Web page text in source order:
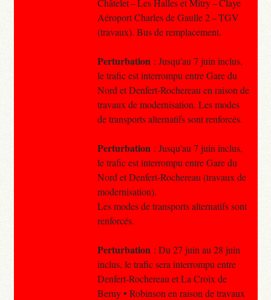
Châtelet – Les Halles et Mitry – Claye
Aéroport Charles de Gaulle 2 – TGV
(travaux). Bus de remplacement.
Perturbation : Jusqu'au 7 juin inclus,
le trafic est interrompu entre Gare du
Nord et Denfert-Rochereau en raison de
travaux de modernisation. Les modes
de transports alternatifs sont renforcés.
Perturbation : Jusqu'au 7 juin inclus,
le trafic est interrompu entre Gare du
Nord et Denfert-Rochereau (travaux de
modernisation).
Les modes de transports alternatifs sont
renforcés.
Perturbation : Du 27 juin au 28 juin
inclus, le trafic sera interrompu entre
Denfert-Rochereau et La Croix de
Berny • Robinson en raison de travaux